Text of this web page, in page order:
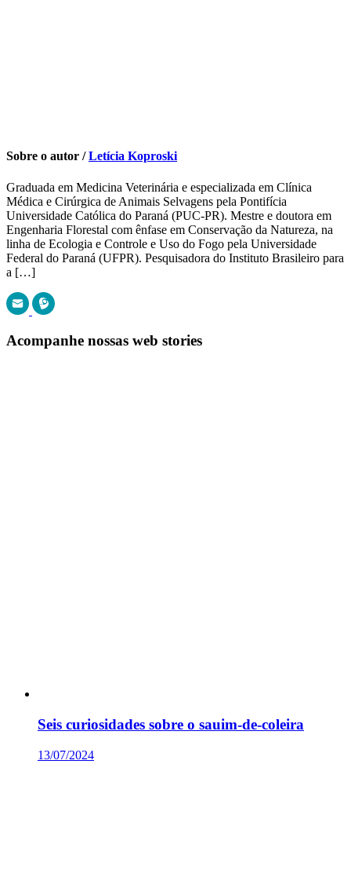
Sobre o autor /Letícia Koproski
Graduada em Medicina Veterinária e especializada em Clínica
Médica e Cirúrgica de Animais Selvagens pela Pontifícia
Universidade Católica do Paraná (PUC-PR). Mestre e doutora em
Engenharia Florestal com ênfase em Conservação da Natureza, na
linha de Ecologia e Controle e Uso do Fogo pela Universidade
Federal do Paraná (UFPR). Pesquisadora do Instituto Brasileiro para
a […]
Acompanhe nossas web stories
Seis curiosidades sobre o sauim-de-coleira
13/07/2024